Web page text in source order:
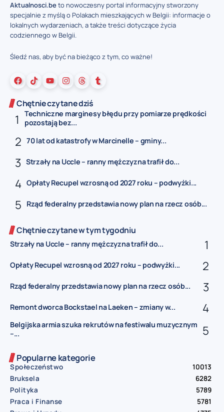
Aktualnosci.beto nowoczesny portal informacyjny stworzony
specjalnie z myślą o Polakach mieszkających w Belgii: informacje o
lokalnych wydarzeniach, a także treści dotyczące życia
codziennego w Belgii.
Śledź nas, aby być na bieżąco z tym, co ważne!
Chętnie czytane dziś
Techniczne marginesy błędu przy pomiarze prędkości
pozostają bez...
70 lat od katastrofy w Marcinelle – gminy...
Strzały na Uccle – ranny mężczyzna trafił do...
Opłaty Recupel wzrosną od 2027 roku – podwyżki...
Rząd federalny przedstawia nowy plan na rzecz osób...
Chętnie czytane w tym tygodniu
Strzały na Uccle – ranny mężczyzna trafił do...
Opłaty Recupel wzrosną od 2027 roku – podwyżki...
Rząd federalny przedstawia nowy plan na rzecz osób...
Remont dworca Bockstael na Laeken – zmiany w...
Belgijska armia szuka rekrutów na festiwalu muzycznym
–...
Popularne kategorie
Społeczeństwo
10013
Bruksela
6282
Polityka
5789
Praca i Finanse
5781